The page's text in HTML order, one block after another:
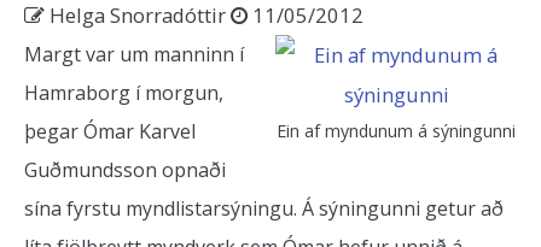
Helga Snorradóttir 11/05/2012
Ein af myndunum á sýningunni
Margt var um manninn í
Hamraborg í morgun,
þegar Ómar Karvel
Guðmundsson opnaði
sína fyrstu myndlistarsýningu. Á sýningunni getur að